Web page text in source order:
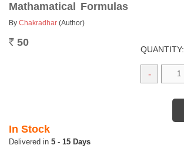
Mathamatical Formulas
By Chakradhar (Author)
Rs. 50
QUANTITY:
-
In Stock
5 - 15 Days